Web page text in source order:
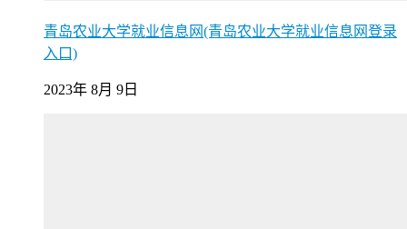
青岛农业大学就业信息网(青岛农业大学就业信息网登录
入口)
2023年 8月 9日